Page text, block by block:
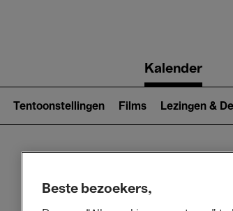
navigationKalender
Tentoonstellingen Films Lezingen &
Beste bezoekers,